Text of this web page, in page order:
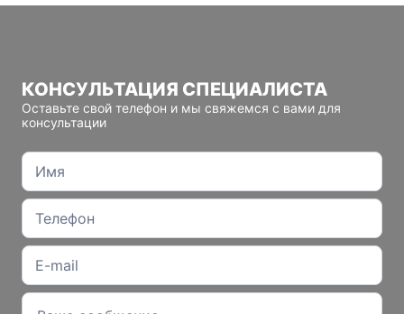
КОНСУЛЬТАЦИЯ СПЕЦИАЛИСТА
Оставьте свой телефон и мы свяжемся с вами для
консультации